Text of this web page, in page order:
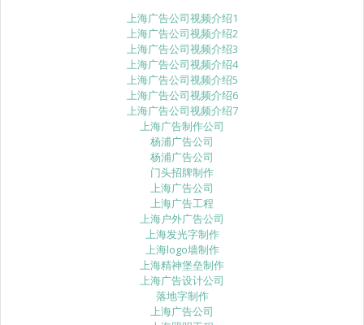
上海广告公司视频介绍1
上海广告公司视频介绍2
上海广告公司视频介绍3
上海广告公司视频介绍4
上海广告公司视频介绍5
上海广告公司视频介绍6
上海广告公司视频介绍7
上海广告制作公司
杨浦广告公司
杨浦广告公司
门头招牌制作
上海广告公司
上海广告工程
上海户外广告公司
上海发光字制作
上海logo墙制作
上海精神堡垒制作
上海广告设计公司
落地字制作
上海广告公司